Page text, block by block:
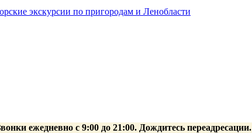
экскурсии по пригородам и Ленобласти
ежедневно с 9:00 до 21:00. Дождитесь переадресации.